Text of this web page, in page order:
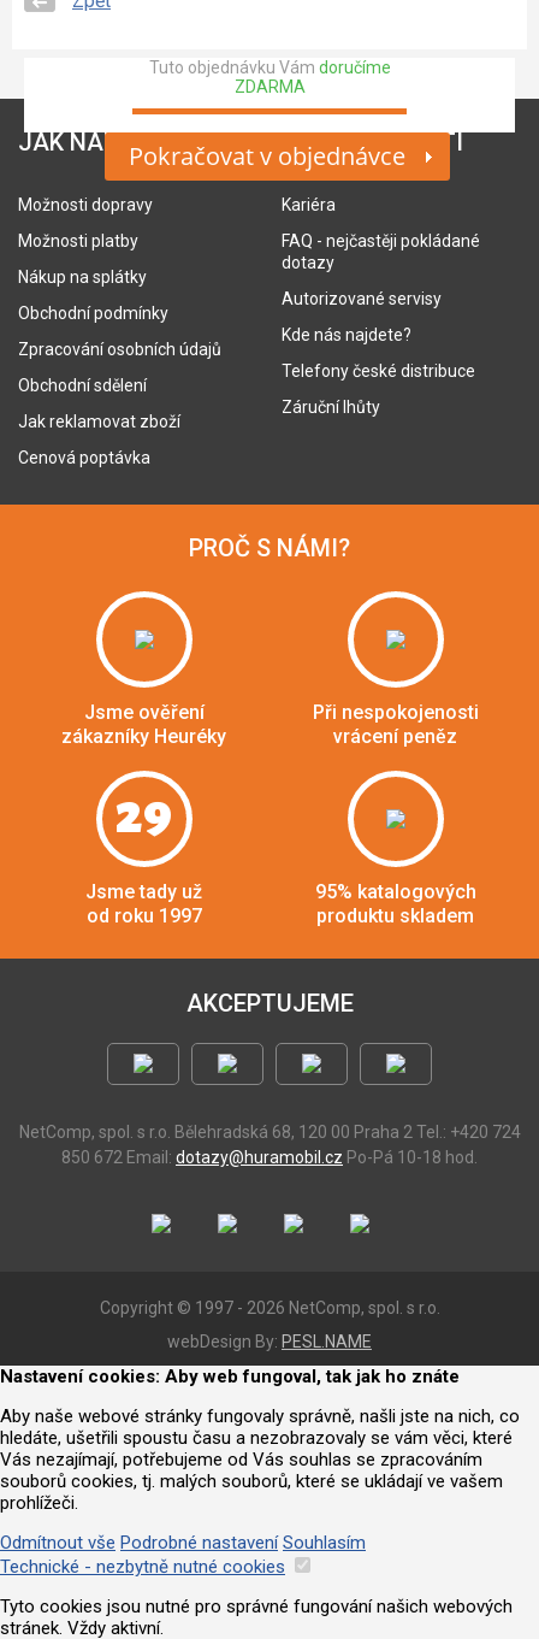
Tuto objednávku Vám doručíme
ZDARMA
Pokračovat v objednávce
JAK NAKUPOVAT
Možnosti dopravy
Možnosti platby
Nákup na splátky
Obchodní podmínky
Zpracování osobních údajů
Obchodní sdělení
Jak reklamovat zboží
Cenová poptávka
O SPOLEČNOSTI
Kariéra
FAQ - nejčastěji pokládané
dotazy
Autorizované servisy
Kde nás najdete?
Telefony české distribuce
Záruční lhůty
PROČ S NÁMI?
Jsme ověření
zákazníky Heuréky
Při nespokojenosti
vrácení peněz
29
Jsme tady už
od roku 1997
95% katalogových
produktu skladem
AKCEPTUJEME
NetComp, spol. s r.o. Bělehradská 68, 120 00 Praha 2 Tel.: +420 724
850 672 Email: dotazy@huramobil.cz Po-Pá 10-18 hod.
Copyright © 1997 - 2026 NetComp, spol. s r.o.
webDesign By: PESL.NAME
Nastavení cookies: Aby web fungoval, tak jak ho znáte
Aby naše webové stránky fungovaly správně, našli jste na nich, co
hledáte, ušetřili spoustu času a nezobrazovaly se vám věci, které
Vás nezajímají, potřebujeme od Vás souhlas se zpracováním
souborů cookies, tj. malých souborů, které se ukládají ve vašem
prohlížeči.
Odmítnout vše Podrobné nastavení Souhlasím
Technické - nezbytně nutné cookies
Tyto cookies jsou nutné pro správné fungování našich webových
stránek. Vždy aktivní.